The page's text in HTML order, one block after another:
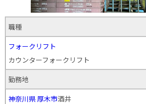
職種
フォークリフト
カウンターフォークリフト
勤務地
神奈川県 厚木市酒井